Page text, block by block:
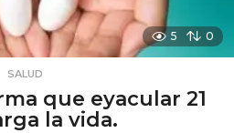
5 0
,SALUD
que eyacular 21
la vida.